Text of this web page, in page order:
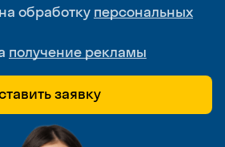
обработку персональных
получение рекламы
заявку